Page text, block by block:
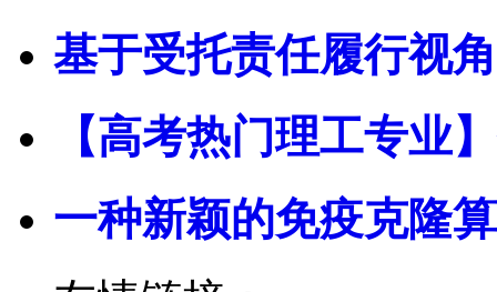
基于受托责任履行视
【高考热门理工专业
一种新颖的免疫克隆